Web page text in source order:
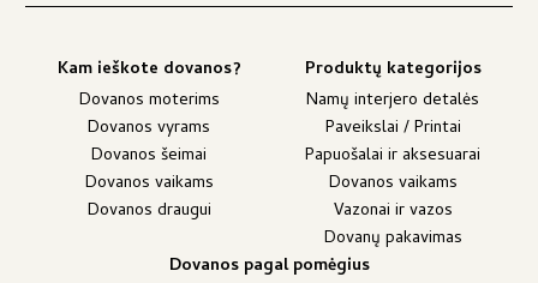
Kam ieškote dovanos?
Dovanos moterims
Dovanos vyrams
Dovanos šeimai
Dovanos vaikams
Dovanos draugui
Produktų kategorijos
Namų interjero detalės
Paveikslai / Printai
Papuošalai ir aksesuarai
Dovanos vaikams
Vazonai ir vazos
Dovanų pakavimas
Dovanos pagal pomėgius